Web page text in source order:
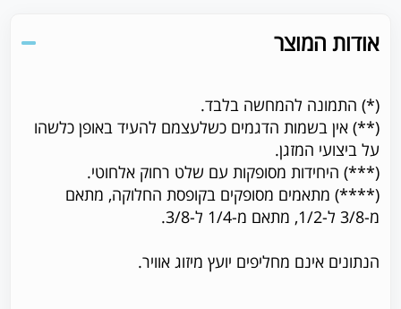
אודות המוצר
(*) התמונה להמחשה בלבד.
(**) אין בשמות הדגמים כשלעצמם להעיד באופן כלשהו
על ביצועי המזגן.
(***) היחידות מסופקות עם שלט רחוק אלחוטי.
(****) מתאמים מסופקים בקופסת החלוקה, מתאם
מ-3/8 ל-1/2, מתאם מ-1/4 ל-3/8.
הנתונים אינם מחליפים יועץ מיזוג אוויר.